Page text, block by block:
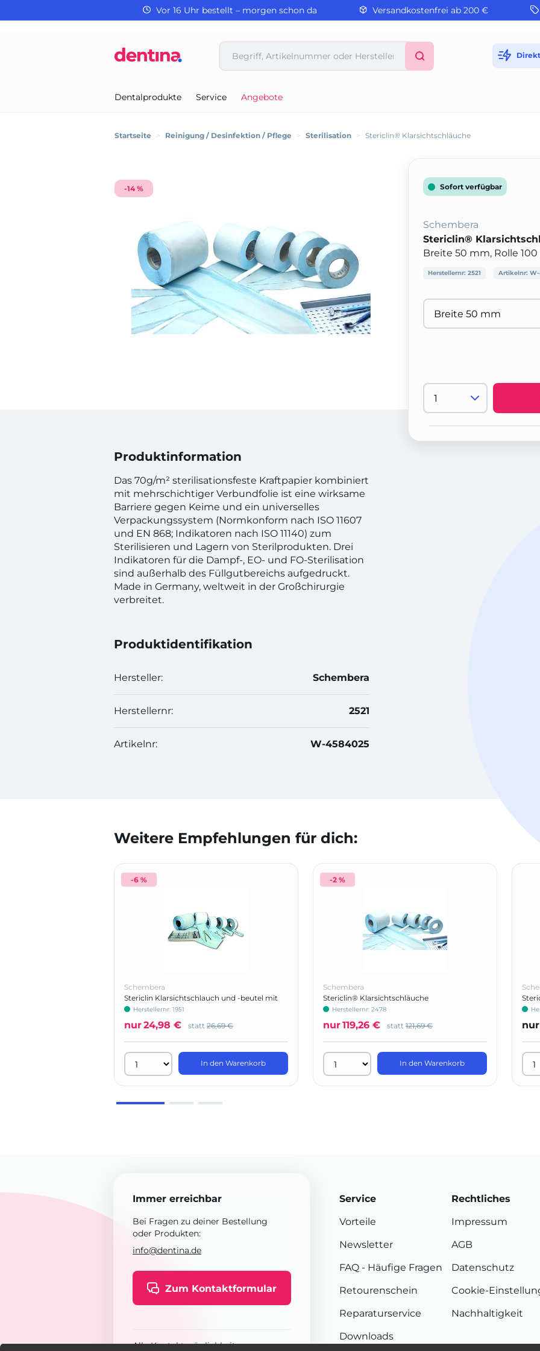
Vor 16 Uhr bestellt – morgen schon da Versandkostenfrei ab 200 €
Dentalprodukte Service Angebote
Startseite > Reinigung / Desinfektion / Pflege > Sterilisation > Stericlin® Klarsichtschläuche
-14 %
Produktinformation
Das 70g/m² sterilisationsfeste Kraftpapier kombiniert
mit mehrschichtiger Verbundfolie ist eine wirksame
Barriere gegen Keime und ein universelles
Verpackungssystem (Normkonform nach ISO 11607
und EN 868; Indikatoren nach ISO 11140) zum
Sterilisieren und Lagern von Sterilprodukten. Drei
Indikatoren für die Dampf-, EO- und FO-Sterilisation
sind außerhalb des Füllgutbereichs aufgedruckt.
Made in Germany, weltweit in der Großchirurgie
verbreitet.
Produktidentifikation
Hersteller: Schembera
Herstellernr: 2521
Artikelnr: W-4584025
Sofort verfügbar
Schembera
Stericlin®
Breite 50 mm, Rolle 100
Herstellernr: 2521 Artikelnr:
Weitere Empfehlungen für dich:
-6 %
Schembera
Stericlin Klarsichtschlauch und -beutel mit
FalteHerstellernr: 1951
nur24,98 € statt 26,69 €
In den Warenkorb
-2 %
Schembera
Stericlin® Klarsichtschläuche
Herstellernr: 2478
nur119,26 € statt 121,69 €
In den Warenkorb
nur
Immer erreichbar
Bei Fragen zu deiner Bestellung
oder Produkten:
info@dentina.de
Zum Kontaktformular
Alle Kontaktmöglichkeiten
Service
Vorteile
Newsletter
FAQ - Häufige Fragen
Retourenschein
Reparaturservice
Downloads
Rechtliches
Impressum
AGB
Datenschutz
Cookie-
Nachhaltigkeit